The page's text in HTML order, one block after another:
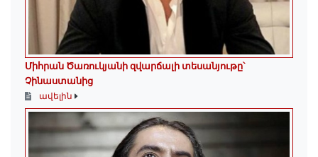
Միհրան Ծառուկյանի զվարճալի տեսանյութը՝
Չինաստանից
ավելին